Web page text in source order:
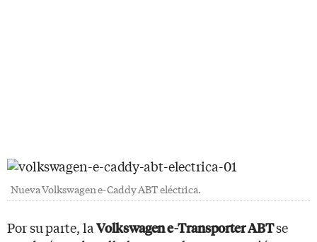
Nueva Volkswagen e-Caddy ABT eléctrica.
Por su parte, laVolkswagen e-Transporter ABTse